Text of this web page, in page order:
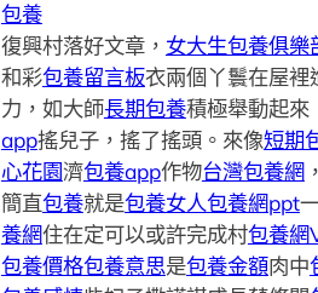
包養
復興村落好文章， 女大生包養俱樂
和彩包養留言板衣兩個丫鬟在屋裡
力，如大師長期包養積極舉動起來
app搖兒子，搖了搖頭。來像短期
心花園濟包養app作物台灣包養網
簡直包養就是包養女人包養網ppt
養網住在定可以或許完成村包養網
包養價格包養意思是包養金額肉中